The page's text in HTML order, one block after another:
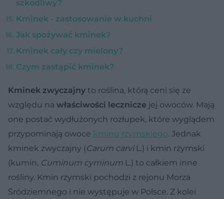
szkodliwy?
Kminek - zastosowanie w kuchni
Jak spożywać kminek?
Kminek cały czy mielony?
Czym zastąpić kminek?
Kminek zwyczajny to roślina, którą ceni się ze
względu na właściwości lecznicze jej owoców. Mają
one postać wydłużonych rozłupek, które wyglądem
przypominają owoce kminu rzymskiego. Jednak
kminek zwyczajny (Carum carviL.) i kmin rzymski
(kumin, Cuminum cyminum L.) to całkiem inne
rośliny. Kmin rzymski pochodzi z rejonu Morza
Śródziemnego i nie występuje w Polsce. Z kolei